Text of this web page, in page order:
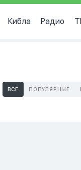
Кибла Радио
ВСЕ ПОПУЛЯРНЫЕ